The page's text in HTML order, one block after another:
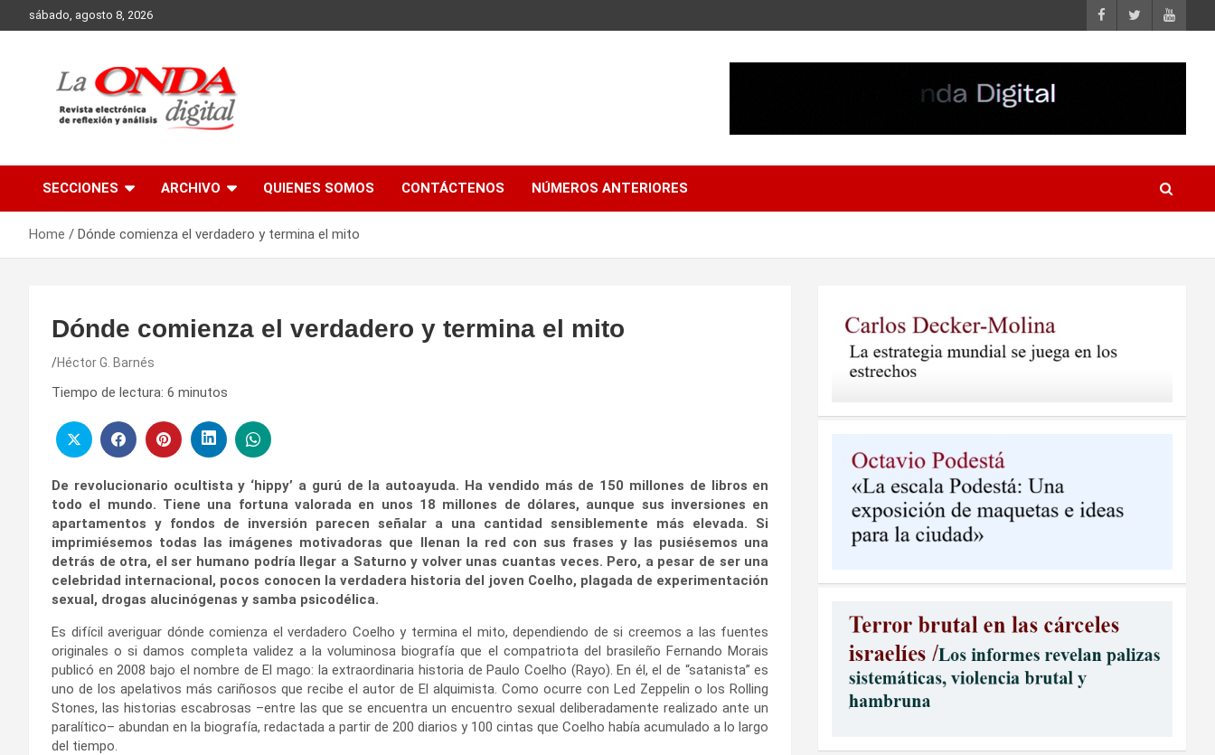
to
sábado, agosto 8, 2026
SECCIONES ARCHIVO QUIENES SOMOS CONTÁCTENOS NÚMEROS ANTERIORES
Home Dónde comienza el verdadero y termina el mito
Dónde comienza el verdadero y termina el mito
Héctor G. Barnés
Tiempo de lectura: 6 minutos
De revolucionario ocultista y ‘hippy’ a gurú de la autoayuda. Ha vendido más de 150 millones de libros en
todo el mundo. Tiene una fortuna valorada en unos 18 millones de dólares, aunque sus inversiones en
apartamentos y fondos de inversión parecen señalar a una cantidad sensiblemente más elevada. Si
imprimiésemos todas las imágenes motivadoras que llenan la red con sus frases y las pusiésemos una
detrás de otra, el ser humano podría llegar a Saturno y volver unas cuantas veces. Pero, a pesar de ser una
celebridad internacional, pocos conocen la verdadera historia del joven Coelho, plagada de experimentación
sexual, drogas alucinógenas y samba psicodélica.
Es difícil averiguar dónde comienza el verdadero Coelho y termina el mito, dependiendo de si creemos a las fuentes
originales o si damos completa validez a la voluminosa biografía que el compatriota del brasileño Fernando Morais
publicó en 2008 bajo el nombre de El mago: la extraordinaria historia de Paulo Coelho (Rayo). En él, el de “satanista” es
uno de los apelativos más cariñosos que recibe el autor de El alquimista. Como ocurre con Led Zeppelin o los Rolling
Stones, las historias escabrosas –entre las que se encuentra un encuentro sexual deliberadamente realizado ante un
paralítico– abundan en la biografía, redactada a partir de 200 diarios y 100 cintas que Coelho había acumulado a lo largo
del tiempo.